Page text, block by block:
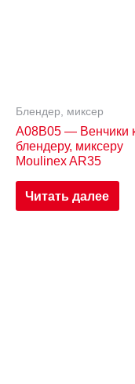
Блендер, миксер
A08B05 — Венчики
блендеру, миксеру
Moulinex AR35
Читать далее